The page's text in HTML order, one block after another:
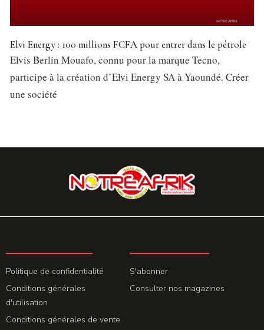
Elvi Energy : 100 millions FCFA pour entrer dans le pétrole
Elvis Berlin Mouafo, connu pour la marque Tecno,
participe à la création d’Elvi Energy SA à Yaoundé. Créer
une société
Politique de confidentialité
Conditions générales
d'utilisation
Conditions générales de vente
S'abonner
Consulter nos magazines